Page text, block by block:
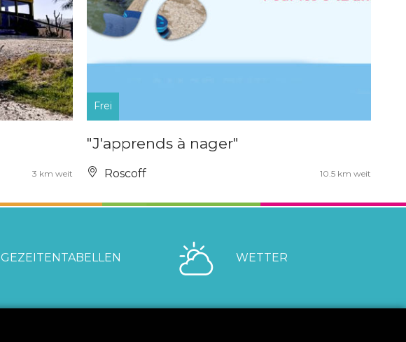
3 km weit
Frei
"J'apprends à nager"
Roscoff 10.5 km weit
GEZEITENTABELLEN WETTER